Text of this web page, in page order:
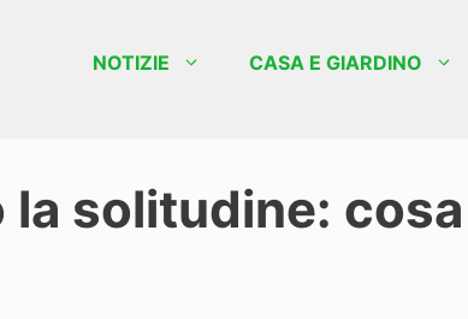
NOTIZIE CASA E GIARDINO
la solitudine: cosa